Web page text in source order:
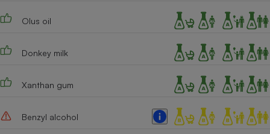
Olus oil
Donkey milk
Xanthan gum
Benzyl alcohol
Cafetière à expressos